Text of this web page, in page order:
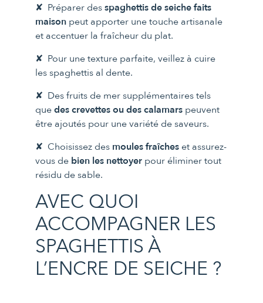
Préparer desspaghettis de seiche faits
maison peut apporter une touche artisanale
et accentuer la fraîcheur du plat.
Pour une texture parfaite, veillez à cuire
les spaghettis al dente.
Des fruits de mer supplémentaires tels
quedes crevettes ou des calamars peuvent
être ajoutés pour une variété de saveurs.
Choisissez des moules fraîches et assurez-
vous de bien les nettoyer pour éliminer tout
résidu de sable.
AVEC QUOI
ACCOMPAGNER LES
SPAGHETTIS À
L’ENCRE DE SEICHE ?